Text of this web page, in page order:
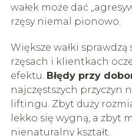
wałek może dać
rzęsy niemal pionowo.
Większe wałki sprawdzą
rzęsach i klientkach
efektu. Błędy przy
najczęstszych przyczyn
liftingu. Zbyt duży
lekko się wygną, a zbyt
nienaturalny kształt.